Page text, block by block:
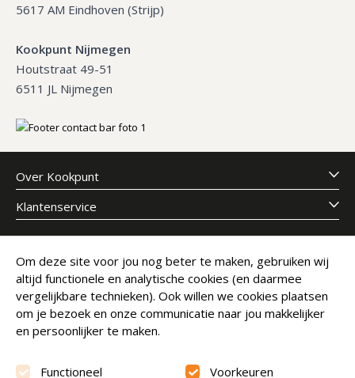
5617 AM Eindhoven (Strijp)
Kookpunt Nijmegen
Houtstraat 49-51
6511 JL Nijmegen
Over Kookpunt
Klantenservice
Meld je aan voor onze nieuwsbrief
E-mailadres
Abonneer
Om deze site voor jou nog beter te maken, gebruiken wij
altijd functionele en analytische cookies (en daarmee
vergelijkbare technieken). Ook willen we cookies plaatsen
om je bezoek en onze communicatie naar jou makkelijker
en persoonlijker te maken.
Functioneel Voorkeuren